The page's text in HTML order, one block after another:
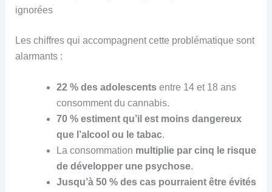
ignorées
Les chiffres qui accompagnent cette problématique sont
alarmants :
22 % des adolescentsentre 14 et 18 ans
consomment du cannabis.
70 % estiment qu’il est moins dangereux
que l’alcool ou le tabac.
La consommation multiplie par cinq le risque
de développer une psychose.
Jusqu’à 50 % des cas pourraient être évités